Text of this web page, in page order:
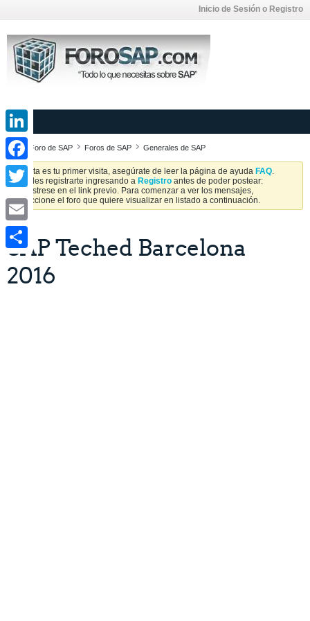
Inicio de Sesión o Registro
Foro de SAP Foros de SAP Generales de SAP
Si esta es tu primer visita, asegúrate de leer la página de ayuda FAQ.
Puedes registrarte ingresando a Registro antes de poder postear:
Regístrese en el link previo. Para comenzar a ver los mensajes,
seleccione el foro que quiere visualizar en listado a continuación.
SAP Teched Barcelona
2016
LinkedIn
Facebook
Twitter
Email